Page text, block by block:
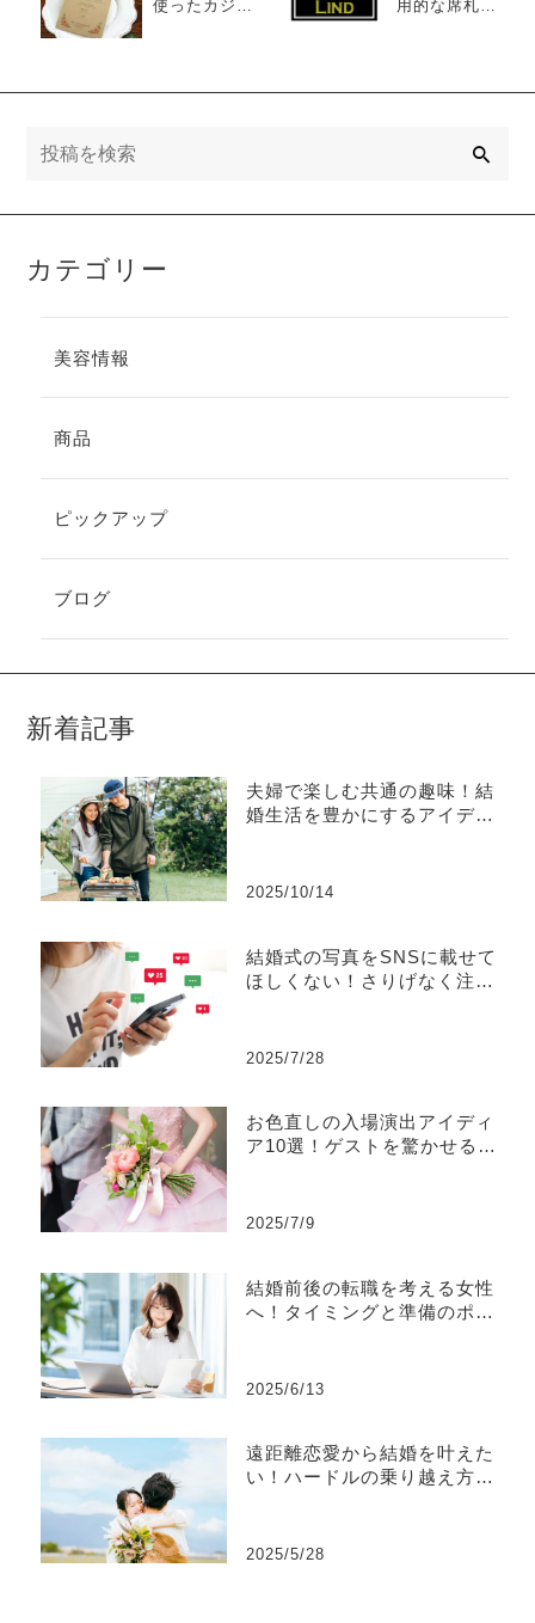
使ったカジュ
状・席次表・
用的な席札！
カテゴリー
美容情報
商品
ピックアップ
ブログ
新着記事
夫婦で楽しむ共通の趣味！結
婚生活を豊かにするアイディ
2025/10/14
結婚式の写真をSNSに載せて
ほしくない！さりげなく注意
2025/7/28
お色直しの入場演出アイディ
ア10選！ゲストを驚かせる工
2025/7/9
結婚前後の転職を考える女性
へ！タイミングと準備のポイ
2025/6/13
遠距離恋愛から結婚を叶えた
い！ハードルの乗り越え方や
2025/5/28